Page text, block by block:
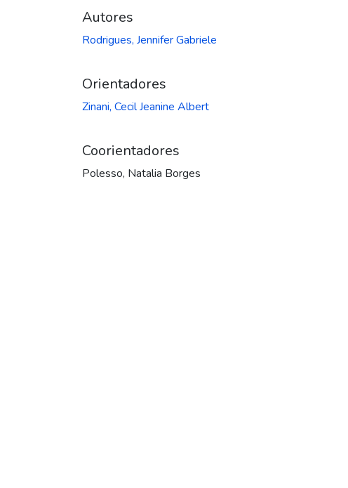
Autores
Rodrigues, Jennifer Gabriele
Orientadores
Zinani, Cecil Jeanine Albert
Coorientadores
Polesso, Natalia Borges